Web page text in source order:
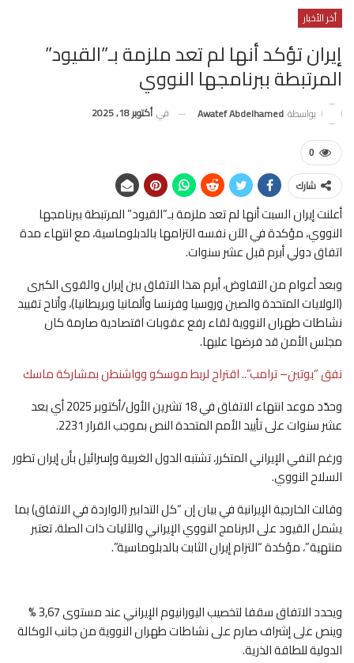
أخر الأخبار
إيران تؤكد أنها لم تعد ملزمة بـ”القيود”
المرتبطة ببرنامجها النووي
بواسطة Awatef Abdelhamed في أكتوبر 18, 2025
0
شارك
أعلنت إيران السبت أنها لم تعد ملزمة بـ”القيود” المرتبطة ببرنامجها
النووي، مؤكدة في الآن نفسه التزامها بالدبلوماسية، مع انتهاء مدة
اتفاق دولي أبرم قبل عشر سنوات.
وبعد أعوام من التفاوض، أبرم هذا الاتفاق بين إيران والقوى الكبرى
(الولايات المتحدة والصين وروسيا وفرنسا وألمانيا وبريطانيا)، وأتاح تقييد
نشاطات طهران النووية لقاء رفع عقوبات اقتصادية صارمة كان
مجلس الأمن قد فرضها عليها.
نفق “بوتين– ترامب”.. اقتراح لربط موسكو وواشنطن بمشاركة ماسك
وحدّد موعد انتهاء الاتفاق في 18 تشرين الأول/أكتوبر 2025 أي بعد
عشر سنوات على تأييد الأمم المتحدة النص بموجب القرار 2231.
ورغم النفي الإيراني المتكرر، تشتبه الدول الغربية وإسرائيل بأن إيران تطور
السلاح النووي.
وقالت الخارجية الإيرانية في بيان إن “كل التدابير (الواردة في الاتفاق) بما
يشمل القيود على البرنامج النووي الإيراني والآليات ذات الصلة، تعتبر
منتهية”، مؤكدة “التزام إيران الثابت بالدبلوماسية”.
ويحدد الاتفاق سقفا لتخصيب اليورانيوم الإيراني عند مستوى 3,67 %
وينص على إشراف صارم على نشاطات طهران النووية من جانب الوكالة
الدولية للطاقة الذرية.